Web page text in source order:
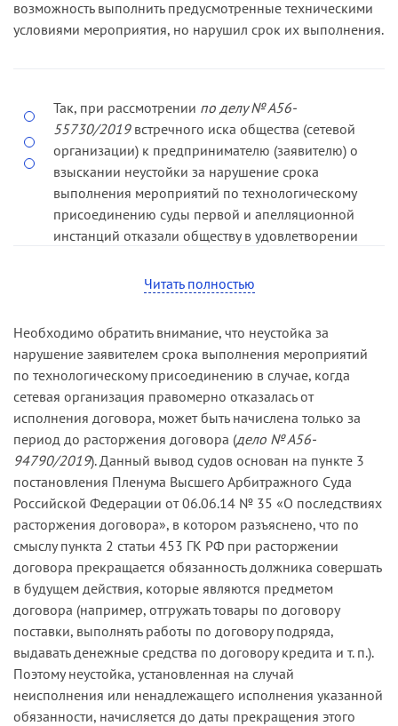
возможность выполнить предусмотренные техническими
условиями мероприятия, но нарушил срок их выполнения.
Так, при рассмотрении по делу № А56-
55730/2019встречного иска общества (сетевой
организации) к предпринимателю (заявителю) о
взыскании неустойки за нарушение срока
выполнения мероприятий по технологическому
присоединению суды первой и апелляционной
инстанций отказали обществу в удовлетворении
Суд кассационной инстанции поддержал вывод
предпринимателя неустойки, указав на
следующее.
Суды первой и апелляционной инстанций,
истолковав условия договора в соответствии с
положениями статьи 431 ГК РФ, принимая во
внимание установленные ими обстоятельства
дела, пришли к заключению, что обязательства
предпринимателя могли быть выполнены лишь
после выполнения обществом своих
обязательств по монтажу кабельной линии и
кабельного киоска. Суды установили, что до
выполнения сетевой организацией пункта 9
технических условий (приложение № 1 к
договору), то есть не ранее 30.11.17, заявитель
объективно не мог выполнить мероприятия,
указанные в пункте 10 технических условий.
Данное обстоятельство обществом не
опровергнуто.
Читать полностью
Необходимо обратить внимание, что неустойка за
нарушение заявителем срока выполнения мероприятий
по технологическому присоединению в случае, когда
сетевая организация правомерно отказалась от
исполнения договора, может быть начислена только за
период до расторжения договора (дело № А56-
94790/2019). Данный вывод судов основан на пункте 3
постановления Пленума Высшего Арбитражного Суда
Российской Федерации от 06.06.14 № 35 «О последствиях
расторжения договора», в котором разъяснено, что по
смыслу пункта 2 статьи 453 ГК РФ при расторжении
договора прекращается обязанность должника совершать
в будущем действия, которые являются предметом
договора (например, отгружать товары по договору
поставки, выполнять работы по договору подряда,
выдавать денежные средства по договору кредита и т. п.).
Поэтому неустойка, установленная на случай
неисполнения или ненадлежащего исполнения указанной
обязанности, начисляется до даты прекращения этого